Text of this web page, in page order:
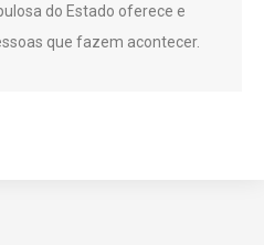
do Estado oferece e
que fazem acontecer.